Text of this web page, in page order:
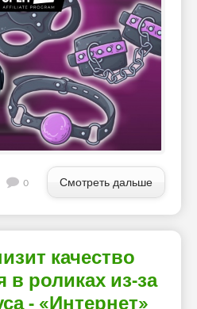
0 Смотреть дальше
качество
в роликах из-за
- «Интернет»